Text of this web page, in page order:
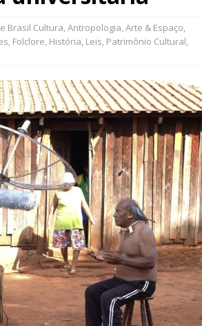
Brasil Cultura,Antropologia,Arte & Espaço,
, Folclore, História, Leis, Patrimônio Cultural,